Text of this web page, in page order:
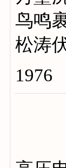
鸟鸣
松涛
1976